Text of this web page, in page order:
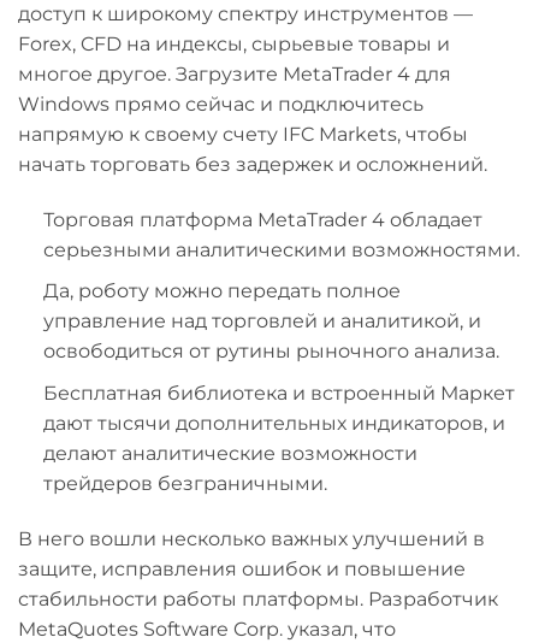
доступ к широкому спектру инструментов —
Forex, CFD на индексы, сырьевые товары и
многое другое. Загрузите MetaTrader 4 для
Windows прямо сейчас и подключитесь
напрямую к своему счету IFC Markets, чтобы
начать торговать без задержек и осложнений.
Торговая платформа MetaTrader 4 обладает
серьезными аналитическими возможностями.
Да, роботу можно передать полное
управление над торговлей и аналитикой, и
освободиться от рутины рыночного анализа.
Бесплатная библиотека и встроенный Маркет
дают тысячи дополнительных индикаторов, и
делают аналитические возможности
трейдеров безграничными.
В него вошли несколько важных улучшений в
защите, исправления ошибок и повышение
стабильности работы платформы. Разработчик
MetaQuotes Software Corp. указал, что